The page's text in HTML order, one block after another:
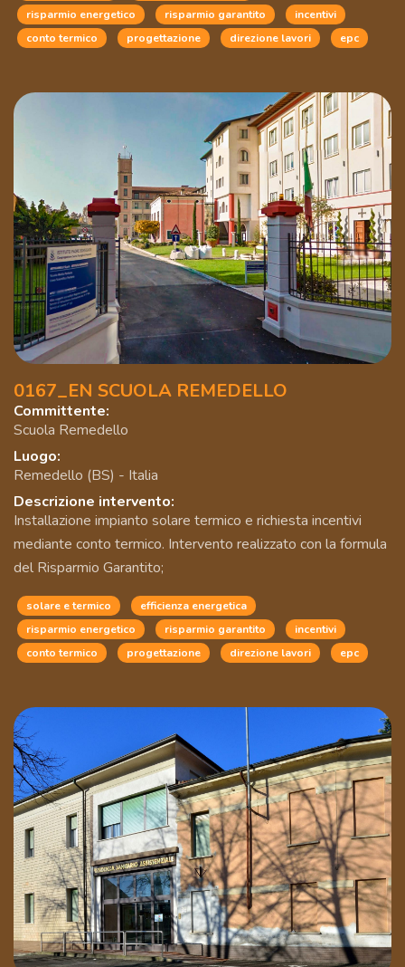
risparmio energetico
risparmio garantito
incentivi
conto termico
progettazione direzione lavori epc
0167_EN SCUOLA REMEDELLO
Committente:
Scuola Remedello
Luogo:
Remedello (BS) - Italia
Descrizione intervento:
Installazione impianto solare termico e richiesta incentivi
mediante conto termico. Intervento realizzato con la formula
del Risparmio Garantito;
solare e termico
efficienza energetica
risparmio energetico
risparmio garantito
incentivi
conto termico
progettazione direzione lavori epc